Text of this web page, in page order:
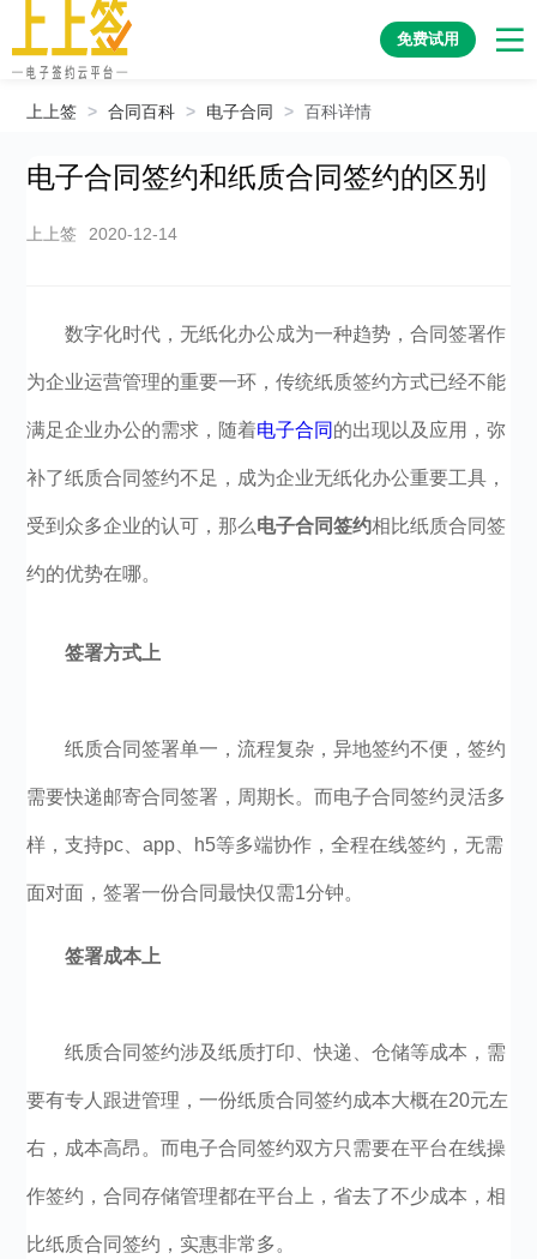
免费试用
上上签 > 合同百科 > 电子合同 > 百科详情
电子合同签约和纸质合同签约的区别
上上签 2020-12-14
数字化时代，无纸化办公成为一种趋势，合同签署作
为企业运营管理的重要一环，传统纸质签约方式已经不能
满足企业办公的需求，随着电子合同 的出现以及应用，弥
补了纸质合同签约不足，成为企业无纸化办公重要工具，
受到众多企业的认可，那么电子合同签约相比纸质合同签
约的优势在哪。
签署方式上
纸质合同签署单一，流程复杂，异地签约不便，签约
需要快递邮寄合同签署，周期长。而电子合同签约灵活多
样，支持pc、app、h5等多端协作，全程在线签约，无需
面对面，签署一份合同最快仅需1分钟。
签署成本上
纸质合同签约涉及纸质打印、快递、仓储等成本，需
要有专人跟进管理，一份纸质合同签约成本大概在20元左
右，成本高昂。而电子合同签约双方只需要在平台在线操
作签约，合同存储管理都在平台上，省去了不少成本，相
比纸质合同签约，实惠非常多。